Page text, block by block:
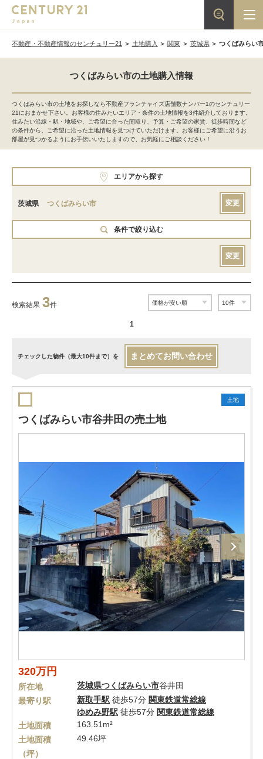
不動産・不動産情報のセンチュリー21 土地購入 関東 茨城県 つくばみらい
つくばみらい市の土地購入情報
つくばみらい市の土地をお探しなら不動産フランチャイズ店舗数ナンバー1のセンチュリー
21におまかせ下さい。お客様の住みたいエリア・条件の土地情報を3件紹介しております。
住みたい沿線・駅・地域や、ご希望に合った間取り、予算・ご希望の家賃、徒歩時間など
の条件から、ご希望に沿った土地情報を見つけていただけます。お客様にご希望に沿うお
部屋が見つかるようにお手伝いいたしますので、お気軽にご相談ください！
エリアから探す
茨城県 つくばみらい市 変更
条件で絞り込む
変更
検索結果 3件
1
チェックした物件（最大10件まで）を まとめてお問い合わせ
土地
つくばみらい市谷井田の売土地
320万円
所在地 茨城県つくばみらい市谷井田
最寄り駅
新取手駅 徒歩57分 関東鉄道常総線
ゆめみ野駅 徒歩57分 関東鉄道常総線
土地面積
163.51m²
土地面積
（坪）
49.46坪